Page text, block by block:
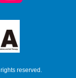
reserved.